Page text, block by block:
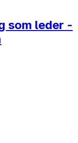
som leder -